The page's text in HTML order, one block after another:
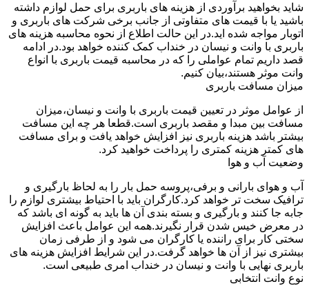
شاید بخواهید برآوردی از هزینه های باربری برای حمل لوازم داشته
باشید یا با قیمت های متفاوتی از جانب برخی شرکت های باربری و
اتوبار مواجه شده اید.در این حالت اطلاع از نحوه محاسبه هزینه های
باربری با وانت و نیسان در خنداب کمک کننده خواهد بود.در ادامه
قصد داریم تمام عواملی را که در محاسبه قیمت باربری با انواع
وانت موثر هستند،بیان کنیم.
میزان مسافت باربری
از عوامل موثر در تعیین قیمت باربری با وانت و نیسان،میزان
مسافت بین مبدا و مقصد باربری است.قطعا هر چه این مسافت
بیشتر باشد هزینه باربری نیز افزایش خواهد یافت و برای مسافت
های کمتر هزینه کمتری را پرداخت خواهید کرد.
وضعیت آب و هوا
آب و هوای بارانی و برفی،پروسه حمل بار را به لحاظ بارگیری و
ترافیک سخت تر خواهد کرد.کارگران باید با احتیاط بیشتری لوازم را
جابه جا کنند و بارگیری و بسته بندی آن ها باید به گونه ای باشد که
در معرض خیس شدن قرار نگیرند.همه این عوامل باعث افزایش
سختی کار برای راننده یا کارگران می شود و از طرفی زمان
بیشتری نیز از آن ها خواهد گرفت.در این شرایط افزایش هزینه های
باربری نهایی با وانت و نیسان در خنداب امری طبیعی است.
نوع وانت انتخابی